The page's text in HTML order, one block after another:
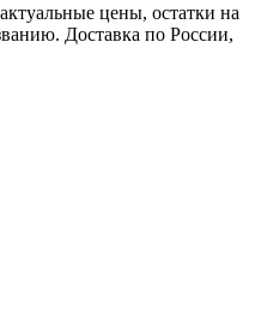
цены, остатки на
Доставка по России,